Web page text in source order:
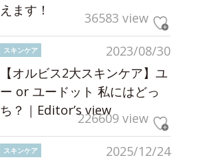
えます！
36583 view
2023/08/30
スキンケア
【オルビス2大スキンケア】ユ
ー or ユードット 私にはどっ
ち？｜Editor’s view226609 view
2025/12/24
スキンケア